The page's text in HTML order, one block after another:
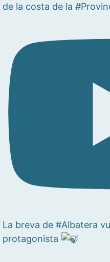
de la costa de la
La breva de #Albatera
protagonista